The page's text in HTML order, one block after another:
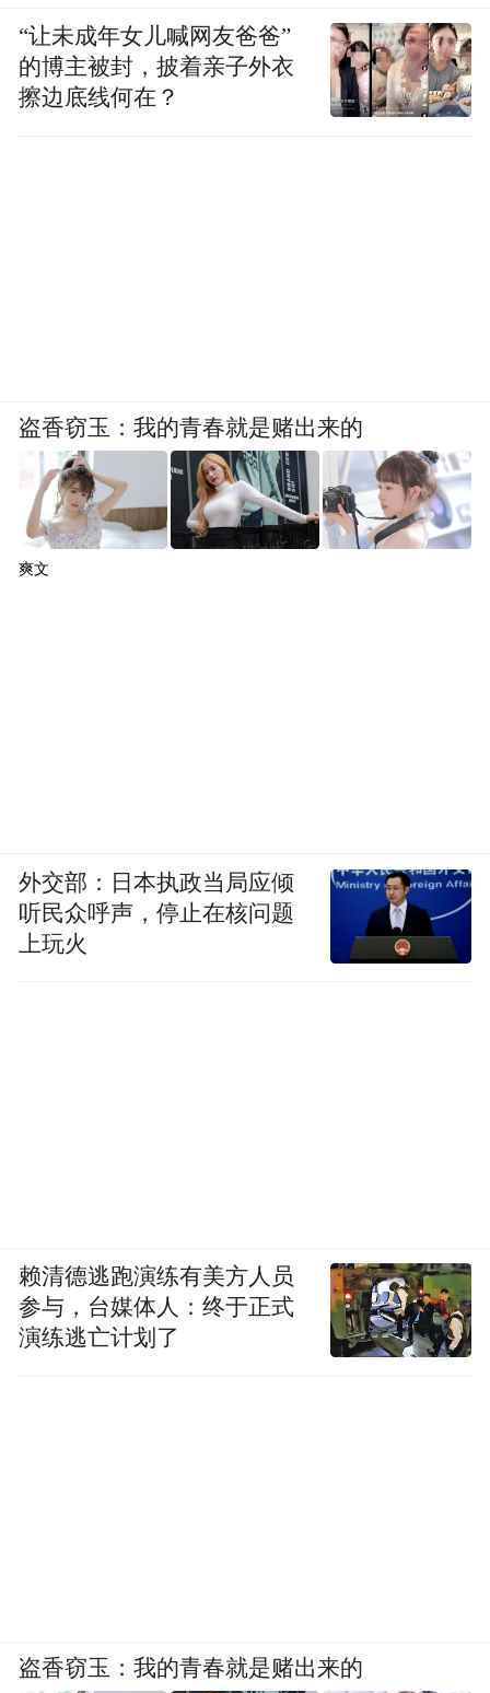
“让未成年女儿喊网友爸爸”
的博主被封，披着亲子外衣
擦边底线何在？
盗香窃玉：我的青春就是赌出来的
爽文
外交部：日本执政当局应倾
听民众呼声，停止在核问题
上玩火
赖清德逃跑演练有美方人员
参与，台媒体人：终于正式
演练逃亡计划了
盗香窃玉：我的青春就是赌出来的